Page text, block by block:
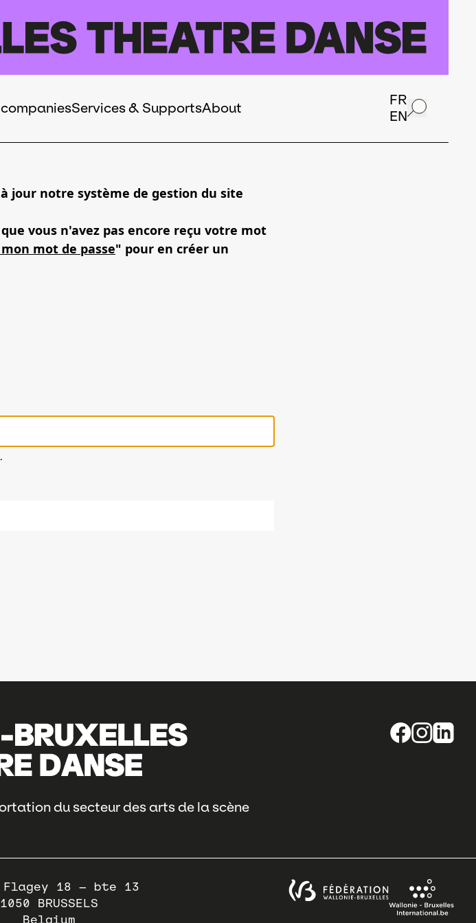
Services & SupportsAbout
FR
EN
jour notre système de gestion du site
vous n'avez pas encore reçu votre mot
mot de passe" pour en créer un
du secteur des arts de la scène
Flagey 18 – bte 13
1050
BRUSSELS
Belgium